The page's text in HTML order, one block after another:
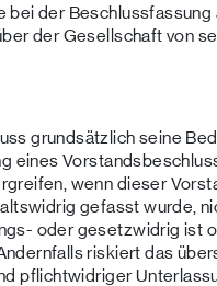
bei der Beschlussfassung
der Gesellschaft von
grundsätzlich seine
eines
wenn dieser
gefasst wurde,
oder gesetzwidrig ist
riskiert das
pflichtwidriger